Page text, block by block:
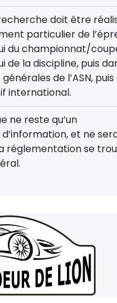
doit être
particulier de
du championnat/
de la discipline, puis
de l’ASN, puis
international.
ne reste qu’un
et ne
réglementation se